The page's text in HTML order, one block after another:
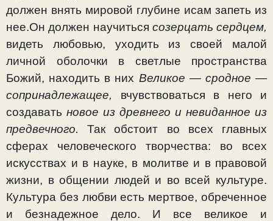
должен внять мировой глубине исам запеть из
нее.Он должен научиться созерцать сердцем,
видеть любовью, уходить из своей малой
личной оболочки в светлые пространства
Божий, находить в них Великое — сродное —
сопринадлежащее, вчувствоваться в него и
создавать новое из древнего и невиданное из
предвечного.Так обстоит во всех главных
сферах человеческого твор­чества: во всех
искусствах и в науке, в молитве и в право­вой
жизни, в общении людей и во всей культуре.
Культура без любви есть мертвое, обреченное
и безнадежное дело. И все великое и